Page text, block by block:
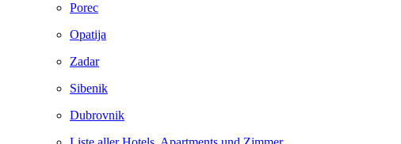
Porec
Opatija
Zadar
Sibenik
Dubrovnik